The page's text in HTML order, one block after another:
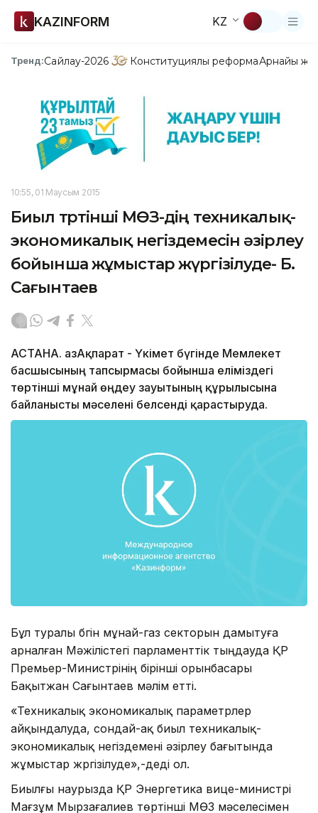
KAZINFORM KZ
Тренд:Сайлау-2026 Конституциялық реформаАрнайы
10:55, 01 Маусым 2015
Биыл төртінші МӨЗ-дің техникалық-
экономикалық негіздемесін әзірлеу
бойынша жұмыстар жүргізілуде- Б.
Сағынтаев
АСТАНА. ҚазАқпарат - Үкімет бүгінде Мемлекет
басшысының тапсырмасы бойынша еліміздегі
төртінші мұнай өңдеу зауытының құрылысына
байланысты мәселені белсенді қарастыруда.
Бұл туралы бүгін мұнай-газ секторын дамытуға
арналған Мәжілістегі парламенттік тыңдауда ҚР
Премьер-Министрінің бірінші орынбасары
Бақытжан Сағынтаев мәлім етті.
«Техникалық экономикалық параметрлер
айқындалуда, сондай-ақ биыл техникалық-
экономикалық негіздемені әзірлеу бағытында
жұмыстар жүргізілуде»,-деді ол.
Биылғы наурызда ҚР Энергетика вице-министрі
Мағзұм Мырзағалиев төртінші МӨЗ мәселесімен